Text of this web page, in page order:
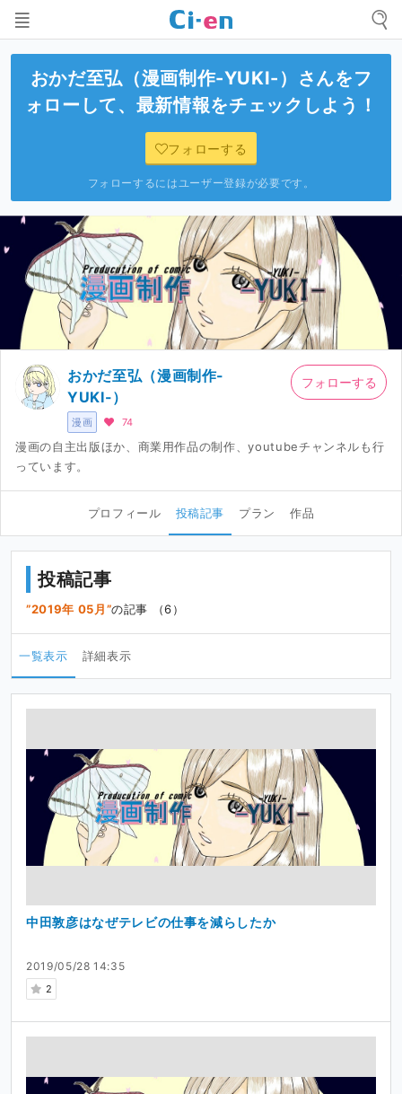
おかだ至弘（漫画制作-YUKI-） さんをフ
ォローして、最新情報をチェックしよう！
フォローする
フォローするにはユーザー登録が必要です。
漫画
おかだ至弘（漫画制作-
YUKI-）
74
漫画の自主出版ほか、商業用作品の制作、youtubeチャンネルも行
っています。
フォローする
プロフィール 投稿記事 プラン 作品
投稿記事
2019年 05月 の記事 （6）
一覧表示 詳細表示
2019/05/28 14:35
2
中田敦彦はなぜテレビの仕事を減らしたか